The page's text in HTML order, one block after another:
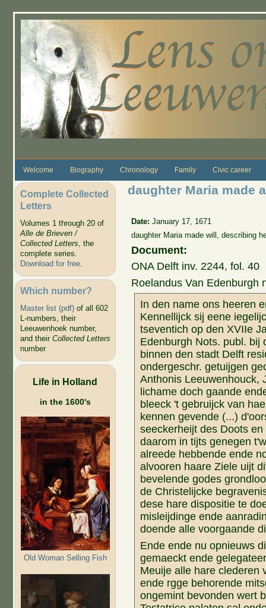
Welcome Biography Chronology Family Civic career
Complete Collected
Letters
Volumes 1 through 20 of
Alle de Brieven /
Collected Letters, the
complete series.
Download for free.
Which number?
Master list (pdf)of all 602
L-numbers, their
Leeuwenhoek number,
and their Collected Letters
number
Life in Holland
in the 1600's
Old Woman Selling Fish
daughter Maria made
Date:January 17, 1671
daughter Maria made will, describing
Document:
ONA Delft inv. 2244, fol. 40
Roelandus Van Edenburgh
In den name ons heeren
Kennellijck sij eene
tseventich op den XVIIe
Edenburgh Nots. publ. bij
binnen den stadt Delft
ondergeschr. getuijgen
Anthonis Leeuwenhouck,
lichame doch gaande
bleeck 't gebruijck van
kennen gevende (...)
seeckerheijt des Doots
daarom in tijts genegen
alreede hebbende ende
alvooren haare Ziele uijt
bevelende godes
de Christelijcke
dese hare dispositie te
misleijdinge ende
doende alle voorgaande
Ende ende nu opnieuws
gemaeckt ende
Meuije alle hare clederen
ende rgge behorende
ongemint bevonden wert